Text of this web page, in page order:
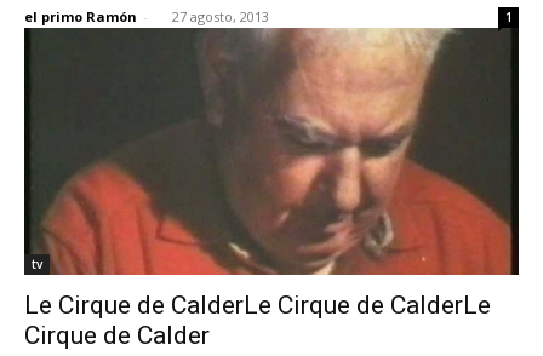
el primo Ramón - 27 agosto, 2013 1
tv
Le Cirque de CalderLe Cirque de CalderLe
Cirque de Calder